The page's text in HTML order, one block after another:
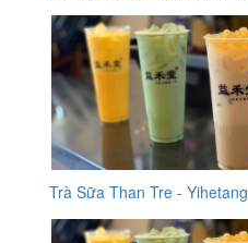
Trà Sữa Than Tre - Yihetang